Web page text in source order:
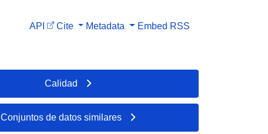
API Cite Metadata Embed RSS
Calidad
Conjuntos de datos similares